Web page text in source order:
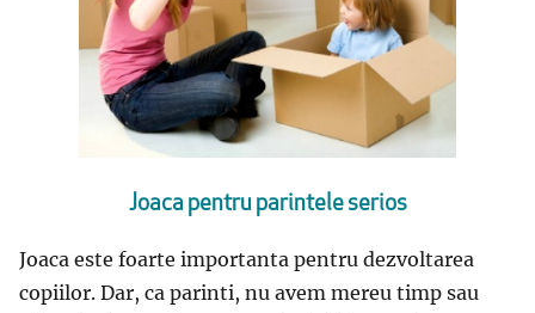
Joaca pentru parintele serios
Joaca este foarte importanta pentru dezvoltarea
copiilor. Dar, ca parinti, nu avem mereu timp sau